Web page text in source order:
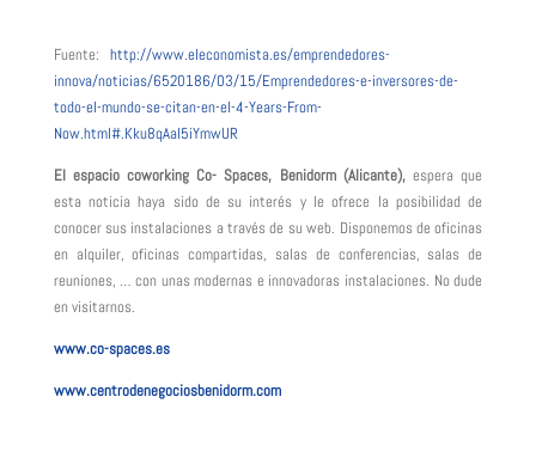
Fuente: http://www.eleconomista.es/emprendedores-
innova/noticias/6520186/03/15/Emprendedores-e-inversores-de-
todo-el-mundo-se-citan-en-el-4-Years-From-
Now.html#.Kku8qAaI5iYmwUR
El espacio coworking Co- Spaces, Benidorm (Alicante),espera que
esta noticia haya sido de su interés y le ofrece la posibilidad de
conocer sus instalaciones a través de su web. Disponemos de oficinas
en alquiler, oficinas compartidas, salas de conferencias, salas de
reuniones, … con unas modernas e innovadoras instalaciones. No dude
en visitarnos.
www.co-spaces.es
www.centrodenegociosbenidorm.com